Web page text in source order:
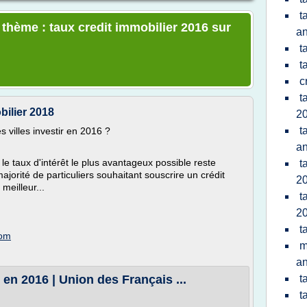
: taux credit immobilier 2016 sur
2018
villes investir en 2016 ?
taux d'intérêt le plus avantageux possible reste
de particuliers souhaitant souscrire un crédit
2016 | Union des Français ...